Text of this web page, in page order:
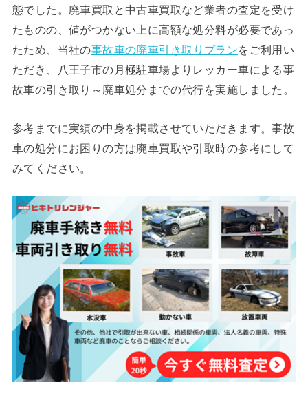
態でした。廃車買取と中古車買取など業者の査定を受け
たものの、値がつかない上に高額な処分料が必要であっ
たため、当社の事故車の廃車引き取りプランをご利用い
ただき、八王子市の月極駐車場よりレッカー車による事
故車の引き取り～廃車処分までの代行を実施しました。
参考までに実績の中身を掲載させていただきます。事故
車の処分にお困りの方は廃車買取や引取時の参考にして
みてください。